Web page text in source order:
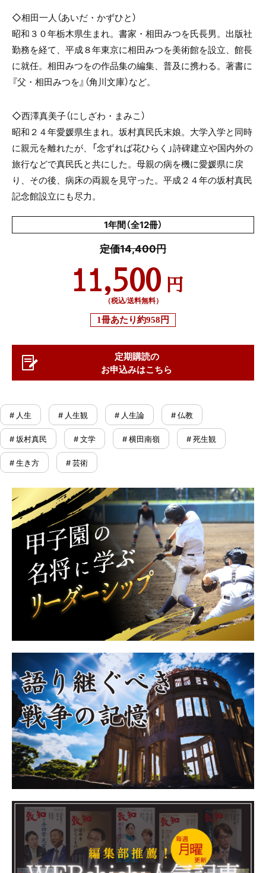
◇相田一人（あいだ・かずひと）
昭和３０年栃木県生まれ。書家・相田みつを氏長男。出版社
勤務を経て、平成８年東京に相田みつを美術館を設立、館長
に就任。相田みつをの作品集の編集、普及に携わる。著書に
『父・相田みつを』（角川文庫）など。
◇西澤真美子（にしざわ・まみこ）
昭和２４年愛媛県生まれ。坂村真民氏末娘。大学入学と同時
に親元を離れたが、「念ずれば花ひらく」詩碑建立や国内外の
旅行などで真民氏と共にした。母親の病を機に愛媛県に戻
り、その後、病床の両親を見守った。平成２４年の坂村真民
記念館設立にも尽力。
1年間（全12冊）
定価14,400円
11,500 円
（税込/送料無料）
1冊あたり約958円
定期購読の
お申込みはこちら
# 人生 # 人生観 # 人生論 # 仏教
# 坂村真民 # 文学 # 横田南嶺 # 死生観
# 生き方 # 芸術